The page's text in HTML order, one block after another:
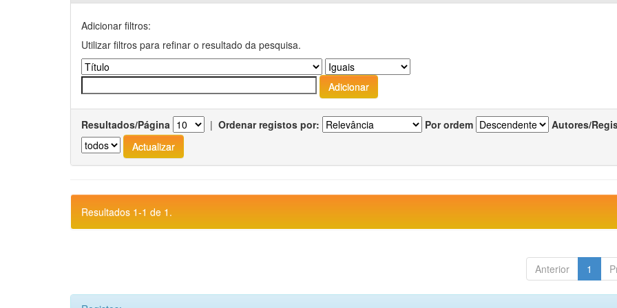
Adicionar filtros:
Utilizar filtros para refinar o resultado da pesquisa.
Resultados/Página | Ordenar registos por: Por ordem Autores/
Resultados 1-1 de 1.
Anterior 1